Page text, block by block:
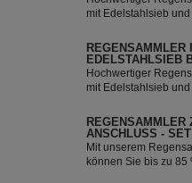
mit Edelstahlsieb
Regenwasserfilter
einen integriertem
leitet zuverlässig
Regenwasser in ihre
Welt exportiert.
REGENSAMMLER
EDELSTAHLSIEB
Hochwertiger
mit Edelstahlsieb
Regenwasserfilter
einen integriertem
leitet zuverlässig
Regenwasser in ihre
REGENSAMMLER
ANSCHLUSS -
Mit unserem
können Sie bis zu 85